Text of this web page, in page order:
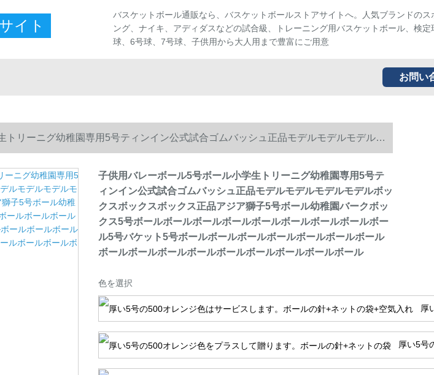
イト
バスケットボール通販なら、バスケットボールストアサイトへ。人気ブランドのス
ング、ナイキ、アディダスなどの試合級、トレーニング用バスケットボール、検定
球、6号球、7号球、子供用から大人用まで豊富にご用意
お問い
トリーニグ幼稚園専用5号ティンイン公式試合ゴムバッシュ正品モデルモデルモデルモ
ア獅子5号ボール幼稚園バークボックス5号ボールボールボールボールボールボールボ
ボールボールボールボールボールボールボールボールボールボールボールボールボー
子供用バレーボール5号ボール小学生トリーニグ幼稚園専用5号テ
ィンイン公式試合ゴムバッシュ正品モデルモデルモデルモデルボッ
クスボックスボックス正品アジア獅子5号ボール幼稚園バークボッ
クス5号ボールボールボールボールボールボールボールボールボー
ル5号バケット5号ボールボールボールボールボールボールボール
ボールボールボールボールボールボールボールボールボール
色を選択
厚
厚い5号